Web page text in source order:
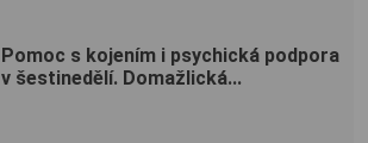
Pomoc s kojením i psychická podpora
v šestinedělí. Domažlická...